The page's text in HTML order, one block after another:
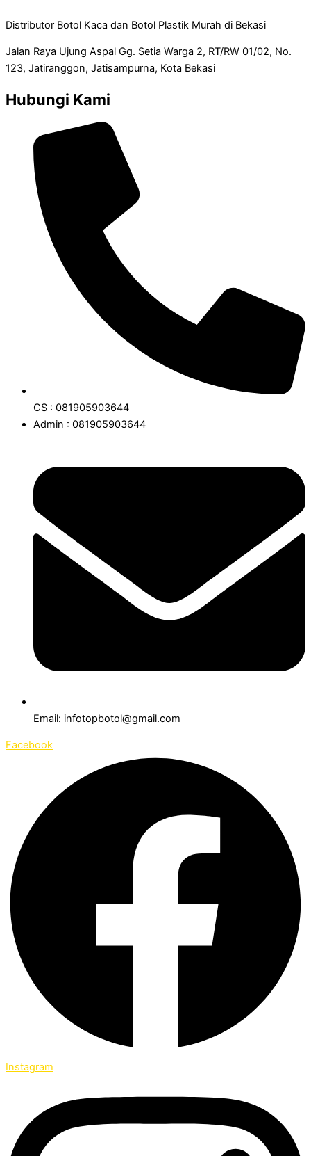
Distributor Botol Kaca dan Botol Plastik Murah di Bekasi
Jalan Raya Ujung Aspal Gg. Setia Warga 2, RT/RW 01/02, No.
123, Jatiranggon, Jatisampurna, Kota Bekasi
Hubungi Kami
CS : 081905903644
Admin : 081905903644
Email: infotopbotol@gmail.com
Facebook
Instagram